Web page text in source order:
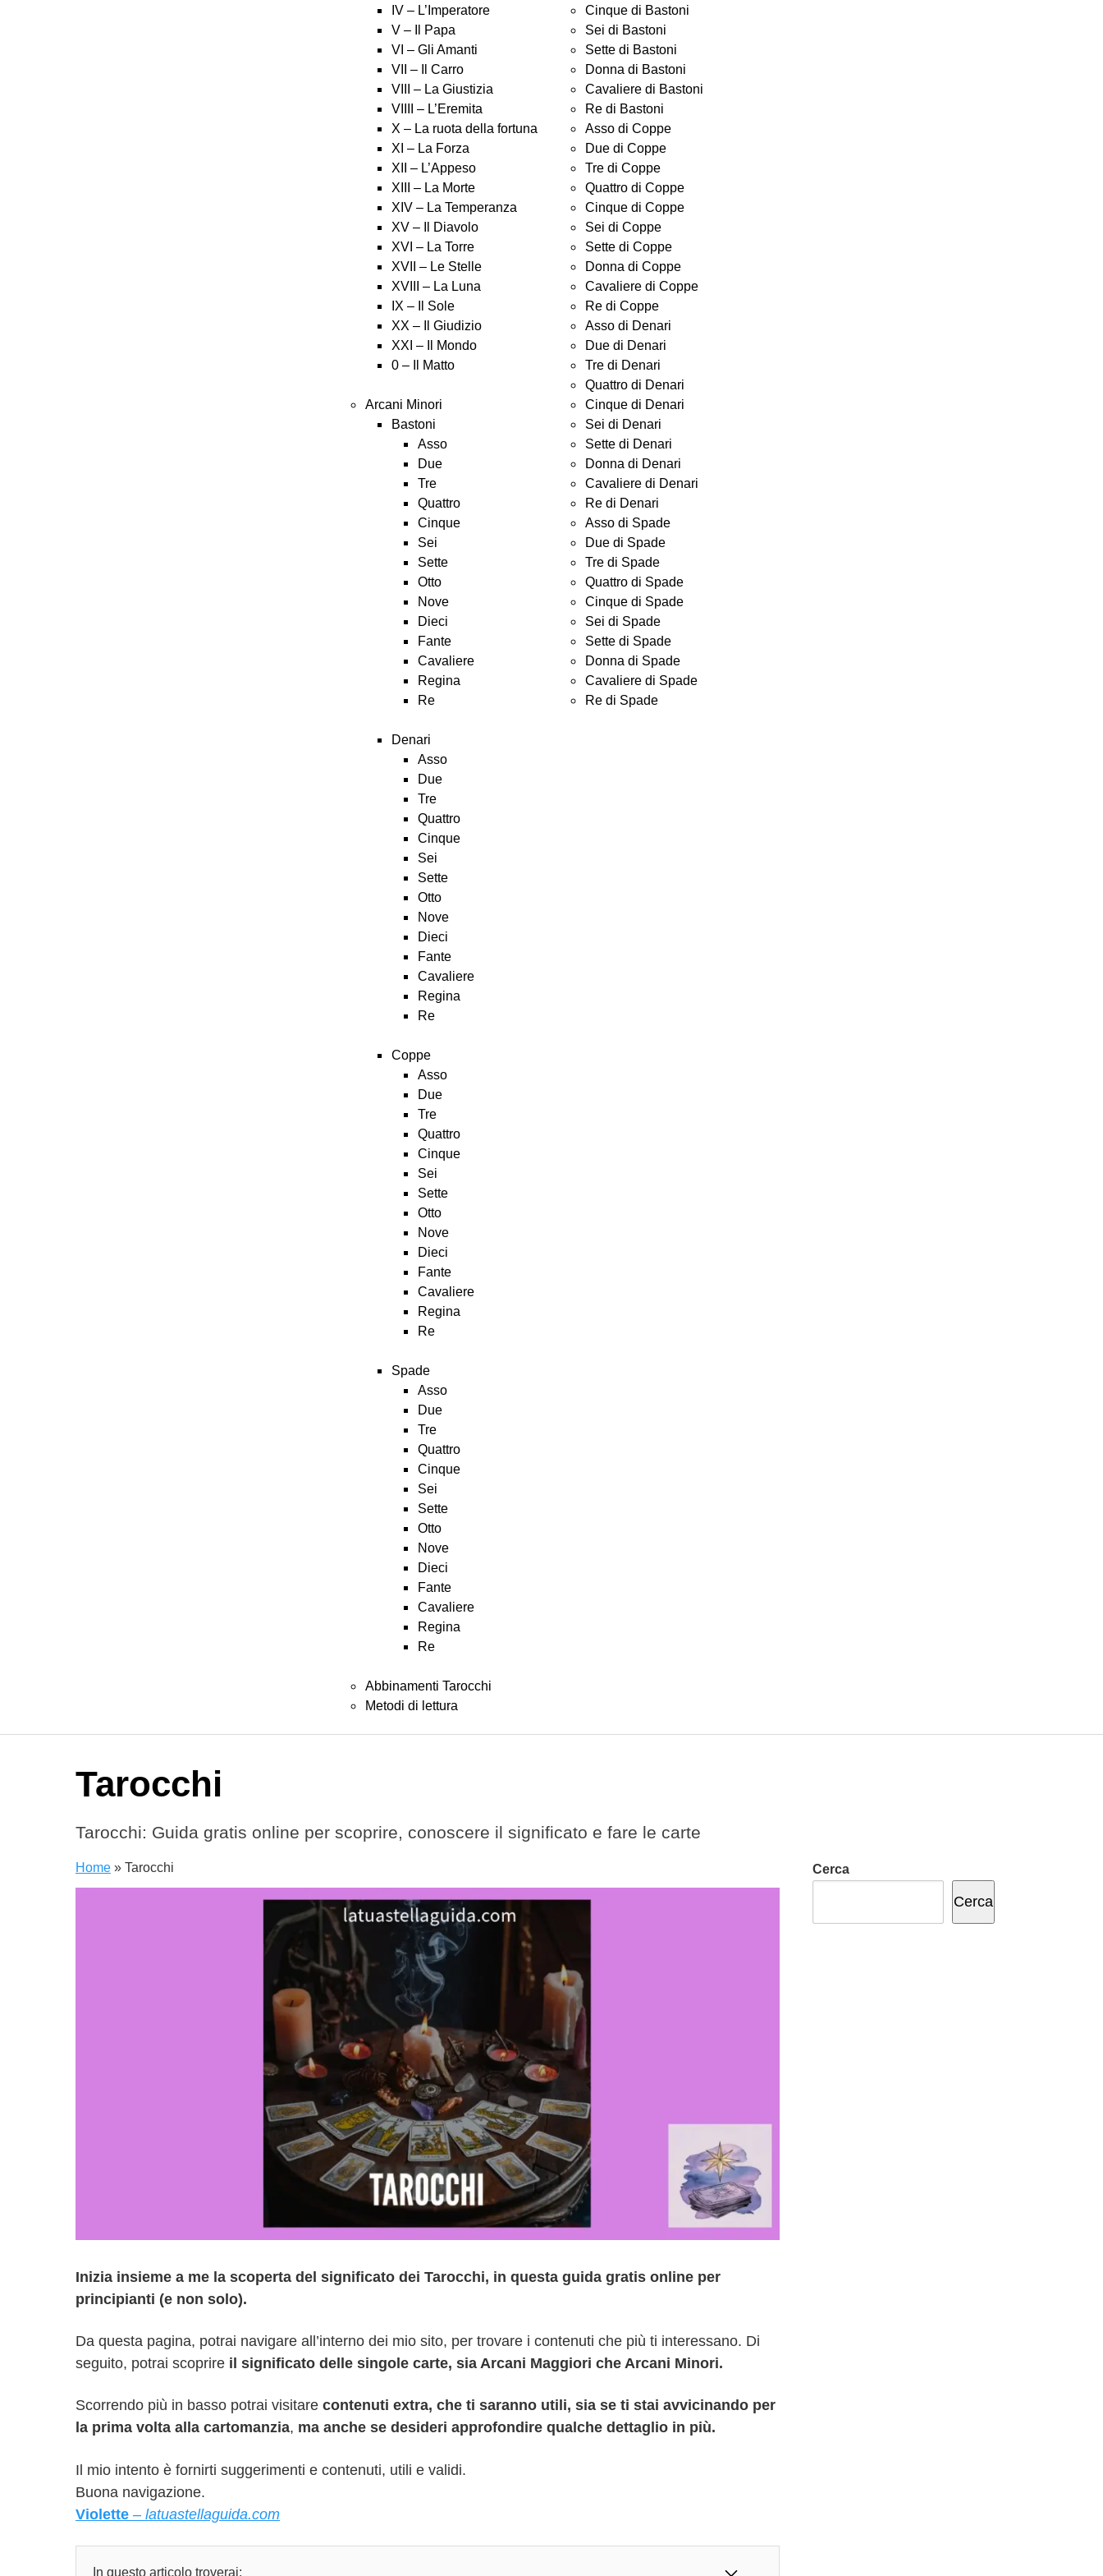
IV – L’Imperatore
V – Il Papa
VI – Gli Amanti
VII – Il Carro
VIII – La Giustizia
VIIII – L’Eremita
X – La ruota della fortuna
XI – La Forza
XII – L’Appeso
XIII – La Morte
XIV – La Temperanza
XV – Il Diavolo
XVI – La Torre
XVII – Le Stelle
XVIII – La Luna
IX – Il Sole
XX – Il Giudizio
XXI – Il Mondo
0 – Il Matto
Arcani Minori
Bastoni
Asso
Due
Tre
Quattro
Cinque
Sei
Sette
Otto
Nove
Dieci
Fante
Cavaliere
Regina
Re
Denari
Asso
Due
Tre
Quattro
Cinque
Sei
Sette
Otto
Nove
Dieci
Fante
Cavaliere
Regina
Re
Coppe
Asso
Due
Tre
Quattro
Cinque
Sei
Sette
Otto
Nove
Dieci
Fante
Cavaliere
Regina
Re
Spade
Asso
Due
Tre
Quattro
Cinque
Sei
Sette
Otto
Nove
Dieci
Fante
Cavaliere
Regina
Re
Abbinamenti Tarocchi
Metodi di lettura
Cinque di Bastoni
Sei di Bastoni
Sette di Bastoni
Donna di Bastoni
Cavaliere di Bastoni
Re di Bastoni
Asso di Coppe
Due di Coppe
Tre di Coppe
Quattro di Coppe
Cinque di Coppe
Sei di Coppe
Sette di Coppe
Donna di Coppe
Cavaliere di Coppe
Re di Coppe
Asso di Denari
Due di Denari
Tre di Denari
Quattro di Denari
Cinque di Denari
Sei di Denari
Sette di Denari
Donna di Denari
Cavaliere di Denari
Re di Denari
Asso di Spade
Due di Spade
Tre di Spade
Quattro di Spade
Cinque di Spade
Sei di Spade
Sette di Spade
Donna di Spade
Cavaliere di Spade
Re di Spade
Tarocchi
Tarocchi: Guida gratis online per scoprire, conoscere il significato e fare le carte
Home » Tarocchi
Inizia insieme a me la scoperta del significato dei Tarocchi, in questa guida gratis online per
principianti (e non solo).
Da questa pagina, potrai navigare all’interno dei mio sito, per trovare i contenuti che più ti interessano. Di
seguito, potrai scoprire il significato delle singole carte, sia Arcani Maggiori che Arcani Minori.
Scorrendo più in basso potrai visitare contenuti extra, che ti saranno utili, sia se ti stai avvicinando per
la prima volta alla cartomanzia, ma anche se desideri approfondire qualche dettaglio in più.
Il mio intento è fornirti suggerimenti e contenuti, utili e validi.
Buona navigazione.
Violette – latuastellaguida.com
In questo articolo troverai:
Cerca
Cerca